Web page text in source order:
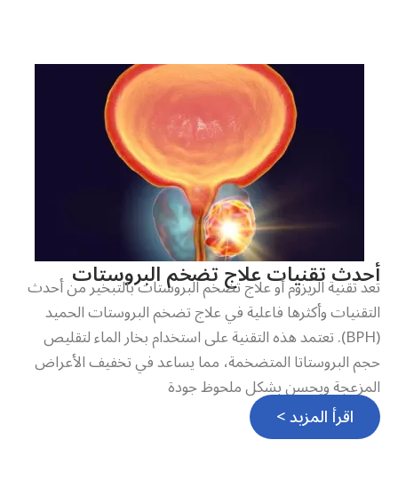
أحدث تقنيات علاج تضخم البروستات
تعد تقنية الريزوم أو علاج تضخم البروستات بالتبخير من أحدث
التقنيات وأكثرها فاعلية في علاج تضخم البروستات الحميد
(BPH). تعتمد هذه التقنية على استخدام بخار الماء لتقليص
حجم البروستاتا المتضخمة، مما يساعد في تخفيف الأعراض
المزعجة ويحسن بشكل ملحوظ جودة
اقرأ المزيد >